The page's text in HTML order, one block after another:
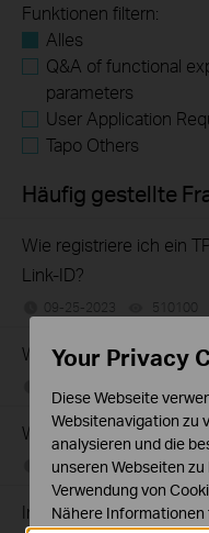
Funktionen filtern:
Alles
Q&A of functional
parameters
User Application
Tapo Others
Häufig gestellte
Wie registriere ich ein
Link-ID?
09-25-2023 510100
Wie finde ich die
Wie finde ich die
10-04-2018 7625174
Introduction for TP-
Your Privacy
Diese Webseite
Websitenavigation zu
analysieren und die
unseren Webseiten
Verwendung von
Nähere Informationen